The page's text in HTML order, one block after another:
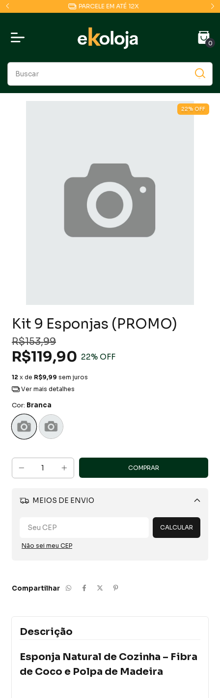
COMPRE POR NOSSO APP E GANHE 10% OFF
0
22% OFF
Kit 9 Esponjas (PROMO)
R$153,99
R$119,90 22% OFF
12 x de R$9,99 sem juros
Ver mais detalhes
Cor: Branca
MEIOS DE ENVIO
Alterar CEP
CALCULAR
Não sei meu CEP
Compartilhar
Descrição
Esponja Natural de Cozinha – Fibra
de Coco e Polpa de Madeira